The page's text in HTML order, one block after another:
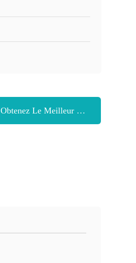
Obtenez Le Meilleur Prix